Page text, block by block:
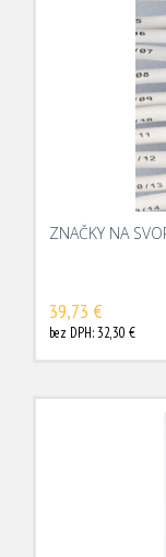
ZNAČKY NA
39,73 €
bez DPH: 32,30 €